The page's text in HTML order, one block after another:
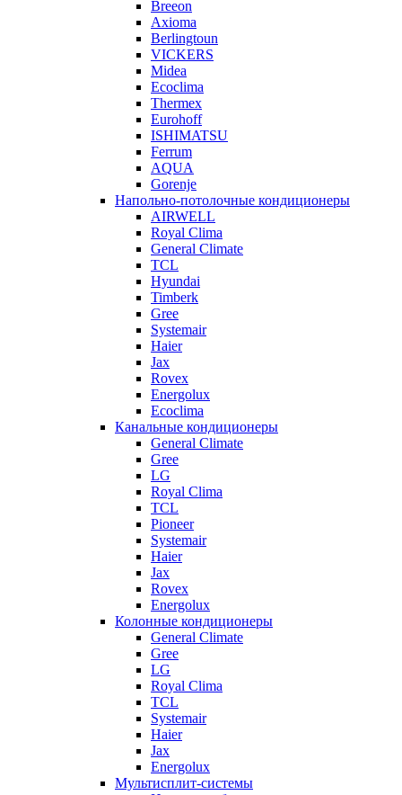
Breeon
Axioma
Berlingtoun
VICKERS
Midea
Ecoclima
Thermex
Eurohoff
ISHIMATSU
Ferrum
AQUA
Gorenje
Напольно-потолочные кондиционеры
AIRWELL
Royal Clima
General Climate
TCL
Hyundai
Timberk
Gree
Systemair
Haier
Jax
Rovex
Energolux
Ecoclima
Канальные кондиционеры
General Climate
Gree
LG
Royal Clima
TCL
Pioneer
Systemair
Haier
Jax
Rovex
Energolux
Колонные кондиционеры
General Climate
Gree
LG
Royal Clima
TCL
Systemair
Haier
Jax
Energolux
Мультисплит-системы